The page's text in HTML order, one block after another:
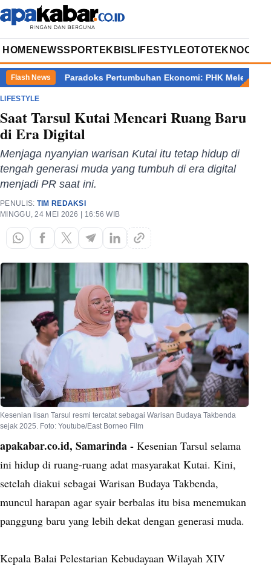
HOME NEWSSPORT EKBIS LIFESTYLEOTOTEKNOOPINI
Flash News
Paradoks Pertumbuhan Ekonomi: PHK Meledak, Jurang
LIFESTYLE
Saat Tarsul Kutai Mencari Ruang Baru
di Era Digital
Menjaga nyanyian warisan Kutai itu tetap hidup di
tengah generasi muda yang tumbuh di era digital
menjadi PR saat ini.
PENULIS: TIM REDAKSI
MINGGU, 24 MEI 2026 | 16:56 WIB
Kesenian lisan Tarsul resmi tercatat sebagai Warisan Budaya Takbenda
sejak 2025. Foto: Youtube/East Borneo Film
apakabar.co.id, Samarinda - Kesenian Tarsul selama
ini hidup di ruang-ruang adat masyarakat Kutai. Kini,
setelah diakui sebagai Warisan Budaya Takbenda,
muncul harapan agar syair berbalas itu bisa menemukan
panggung baru yang lebih dekat dengan generasi muda.
Kepala Balai Pelestarian Kebudayaan Wilayah XIV